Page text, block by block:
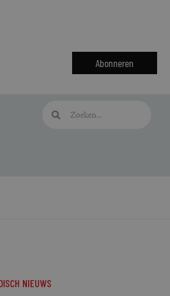
Abonneren
Zoeken
NIEUWS